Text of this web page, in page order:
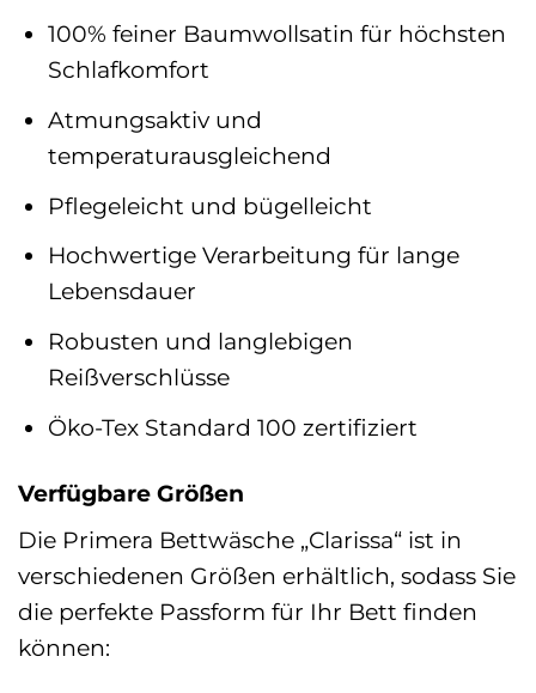
100% feiner Baumwollsatin für höchsten
Schlafkomfort
Atmungsaktiv und
temperaturausgleichend
Pflegeleicht und bügelleicht
Hochwertige Verarbeitung für lange
Lebensdauer
Robusten und langlebigen
Reißverschlüsse
Öko-Tex Standard 100 zertifiziert
Verfügbare Größen
Die Primera Bettwäsche „Clarissa“ ist in
verschiedenen Größen erhältlich, sodass Sie
die perfekte Passform für Ihr Bett finden
können: